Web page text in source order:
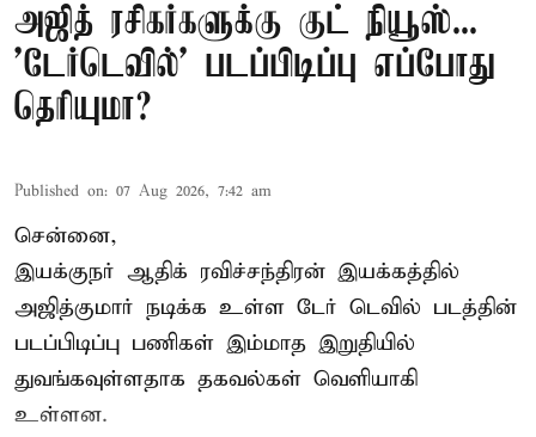
அஜித் ரசிகர்களுக்கு குட் நியூஸ்...
'டேர்டெவில்' படப்பிடிப்பு எப்போது
தெரியுமா?
Published on: 07 Aug 2026, 7:42 am
சென்னை,
இயக்குநர் ஆதிக் ரவிச்சந்திரன் இயக்கத்தில்
அஜித்குமார் நடிக்க உள்ள டேர் டெவில் படத்தின்
படப்பிடிப்பு பணிகள் இம்மாத இறுதியில்
துவங்கவுள்ளதாக தகவல்கள் வெளியாகி
உள்ளன.